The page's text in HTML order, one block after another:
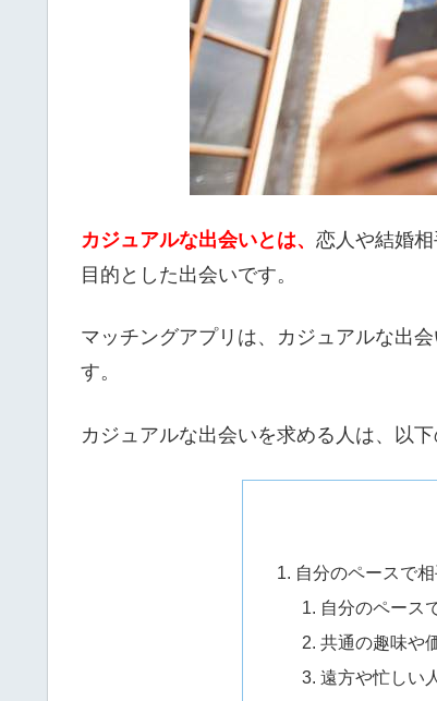
カジュアルな出会いとは、 恋人や結婚
目的とした出会いです。
マッチングアプリは、カジュアルな出
す。
カジュアルな出会いを求める人は、以
自分のペースで
自分のペース
共通の趣味や
遠方や忙しい